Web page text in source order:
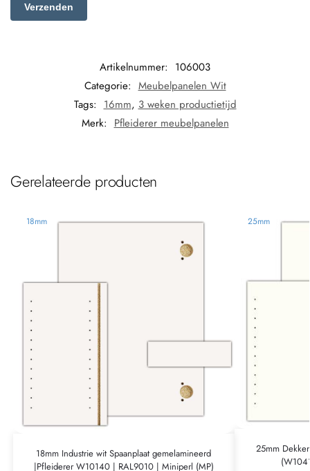
Artikelnummer: 106003
Categorie: Meubelpanelen Wit
Tags: 16mm 3 weken productietijd
Merk: Pfleiderer meubelpanelen
Gerelateerde producten
18mm
18mm Industrie wit Spaanplaat gemelamineerd
|Pfleiderer W10140 | RAL9010 | Miniperl (MP)
25mm
25mm